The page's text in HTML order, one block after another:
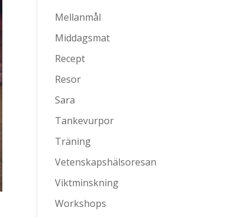
Mellanmål
Middagsmat
Recept
Resor
Sara
Tankevurpor
Träning
Vetenskapshälsoresan
Viktminskning
Workshops